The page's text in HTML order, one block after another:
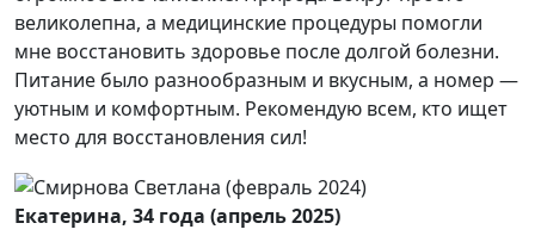
великолепна, а медицинские процедуры помогли
мне восстановить здоровье после долгой болезни.
Питание было разнообразным и вкусным, а номер —
уютным и комфортным. Рекомендую всем, кто ищет
место для восстановления сил!
Екатерина, 34 года (апрель 2025)